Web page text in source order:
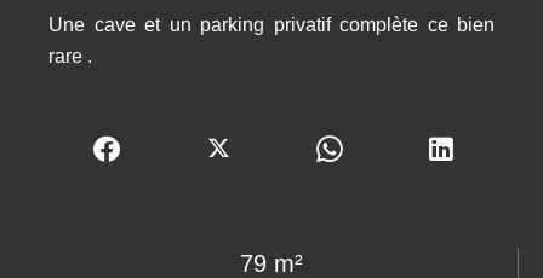
79 m²
Une cave et un parking privatif complète ce bien
rare .